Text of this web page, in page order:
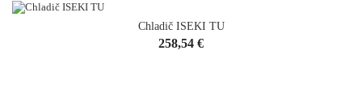
Chladič ISEKI TU
Cena
258,54 €